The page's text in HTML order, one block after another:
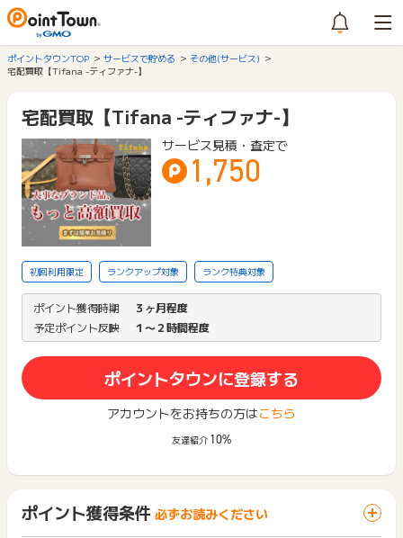
ポイントタウンTOP サービスで貯める
その他(サービス)
宅配買取【Tifana -ティファナ-】
宅配買取【Tifana -ティファナ-】
サービス見積・査定で
1,750
初回利用限定 ランクアップ対象 ランク特典対象
ポイント獲得時期
３ヶ月程度
予定ポイント反映
１〜２時間程度
ポイントタウンに登録する
アカウントをお持ちの方はこちら
友達紹介 10%
ポイント獲得条件 必ずお読みください